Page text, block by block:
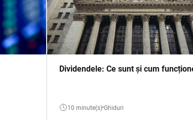
Dividendele: Ce sunt și cum
10 minute(s) Ghiduri